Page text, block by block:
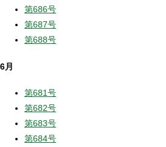
第686号
第687号
第688号
6月
第681号
第682号
第683号
第684号